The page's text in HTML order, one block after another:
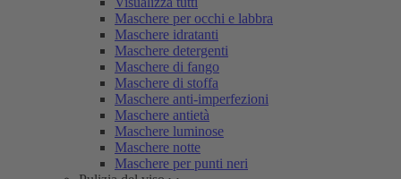
Maschere per occhi e labbra
Maschere idratanti
Maschere detergenti
Maschere di fango
Maschere di stoffa
Maschere anti-imperfezioni
Maschere antietà
Maschere luminose
Maschere notte
Maschere per punti neri